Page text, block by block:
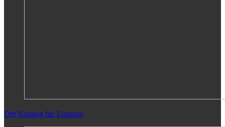
Der Katalog für Zuhause